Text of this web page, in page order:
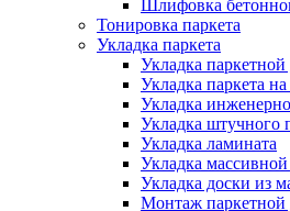
Шлифовка
Тонировка паркета
Укладка паркета
Укладка паркетной
Укладка паркета
Укладка
Укладка штучного
Укладка ламината
Укладка
Укладка доски из
Монтаж паркетной